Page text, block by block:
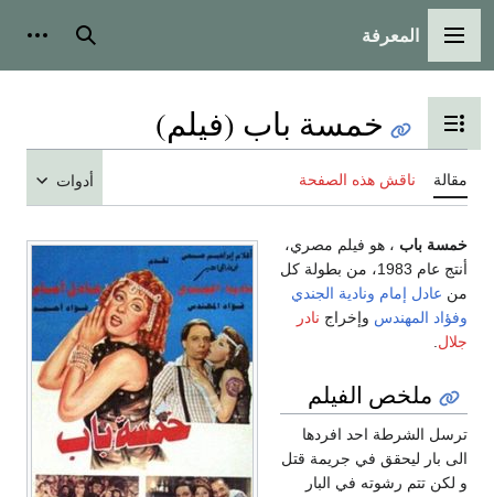
القائمة الرئيسية
المعرفة بحث
تبديل عرض جدول المحتويات
خمسة باب (فيلم)
مقالة ناقش هذه الصفحة أدوات
خمسة باب ، هو فيلم مصري،
أنتج عام 1983، من بطولة كل
من عادل إمام ونادية الجندي
وفؤاد المهندس وإخراج نادر
جلال
ملخص الفيلم
ترسل الشرطة احد افردها
الى بار ليحقق في جريمة قتل
و لكن تتم رشوته في البار